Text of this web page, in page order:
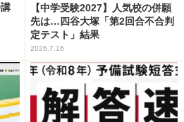
【中学受験2027】人気校の併願
先は…四谷大塚「第2回合不合判
定テスト」結果
2026.7.16